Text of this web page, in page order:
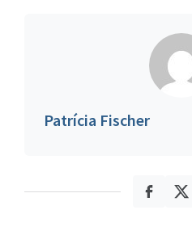
Patrícia Fischer